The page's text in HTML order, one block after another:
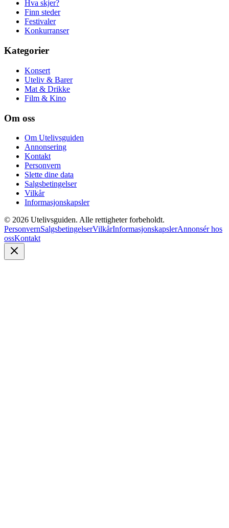
Hva skjer?
Finn steder
Festivaler
Konkurranser
Kategorier
Konsert
Uteliv & Barer
Mat & Drikke
Film & Kino
Om oss
Om Utelivsguiden
Annonsering
Kontakt
Personvern
Slette dine data
Salgsbetingelser
Vilkår
Informasjonskapsler
© 2026 Utelivsguiden. Alle rettigheter forbeholdt.
PersonvernSalgsbetingelserVilkårInformasjonskapslerAnnonsér hos
ossKontakt